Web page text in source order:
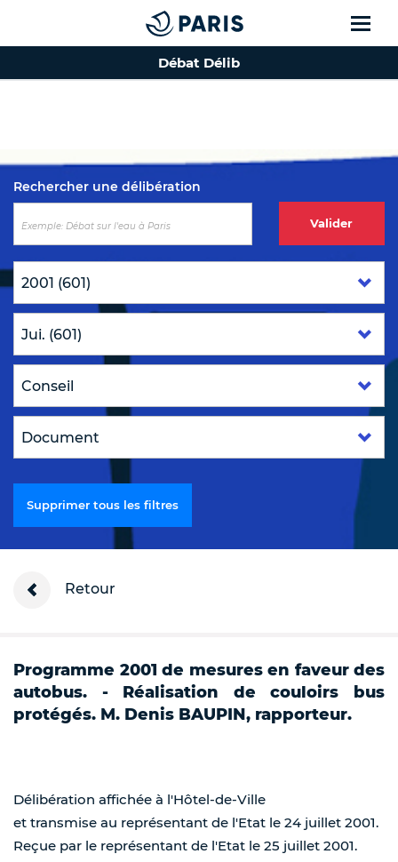
Top of the page
Débat Délib
Rechercher une délibération
Valider
Supprimer tous les filtres
Retour
Programme 2001 de mesures en faveur des
autobus. - Réalisation de couloirs bus
protégés. M. Denis BAUPIN, rapporteur.
Délibération affichée à l'Hôtel-de-Ville
et transmise au représentant de l'Etat le 24 juillet 2001.
Reçue par le représentant de l'Etat le 25 juillet 2001.